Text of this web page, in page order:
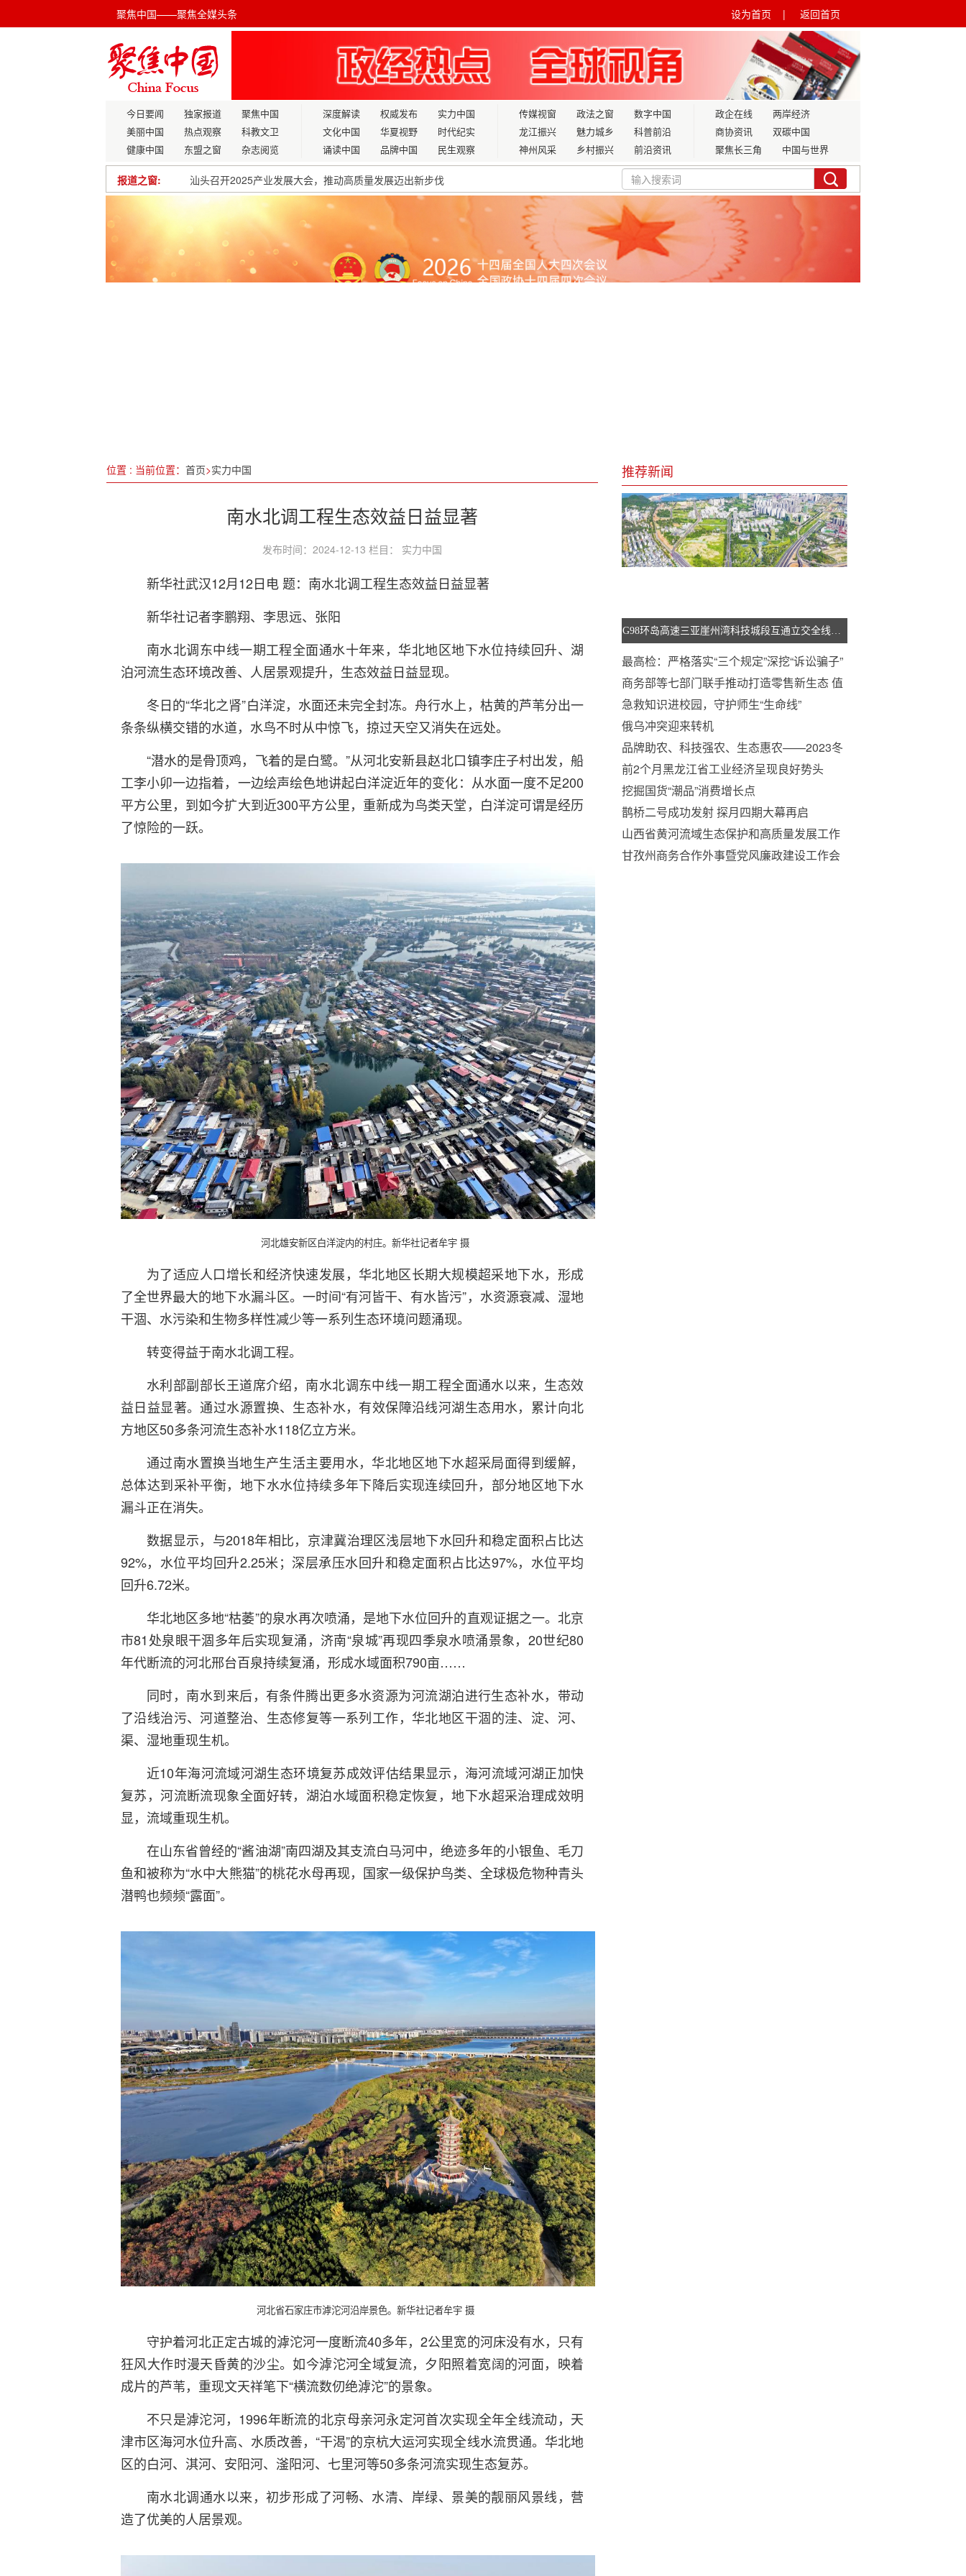
聚焦中国——聚焦全媒头条 返回首页
设为首页 |
今日要闻 独家报道
聚焦中国
美丽中国
热点观察
科教文卫
健康中国
东盟之窗 杂志阅览
深度解读 权威发布
实力中国
文化中国
华夏视野
时代纪实
诵读中国
品牌中国 民生观察
传媒视窗 政法之窗
数字中国
龙江振兴
魅力城乡
科普前沿
神州风采
乡村振兴 前沿资讯
政企在线
两岸经济
商协资讯
双碳中国
聚焦长三角
中国与世界
报道之窗:
汕头召开2025产业发展大会，推动高质量发展迈出新步伐
山西省公布两处北朝摩崖造像调查资料
全面推进乡村振兴 为实现农业农村现代化而不懈奋斗
“绒”耀未来：解锁羽绒进口新篇章
位置 : 当前位置： 首页>实力中国
南水北调工程生态效益日益显著
发布时间：2024-12-13 栏目： 实力中国
新华社武汉12月12日电 题：南水北调工程生态效益日益显著
新华社记者李鹏翔、李思远、张阳
南水北调东中线一期工程全面通水十年来，华北地区地下水位持续回升、湖
泊河流生态环境改善、人居景观提升，生态效益日益显现。
冬日的“华北之肾”白洋淀，水面还未完全封冻。舟行水上，枯黄的芦苇分出一
条条纵横交错的水道，水鸟不时从中惊飞，掠过天空又消失在远处。
“潜水的是骨顶鸡，飞着的是白鹭。”从河北安新县赵北口镇李庄子村出发，船
工李小卯一边指着，一边绘声绘色地讲起白洋淀近年的变化：从水面一度不足200
平方公里，到如今扩大到近300平方公里，重新成为鸟类天堂，白洋淀可谓是经历
了惊险的一跃。
河北雄安新区白洋淀内的村庄。新华社记者牟宇 摄
为了适应人口增长和经济快速发展，华北地区长期大规模超采地下水，形成
了全世界最大的地下水漏斗区。一时间“有河皆干、有水皆污”，水资源衰减、湿地
干涸、水污染和生物多样性减少等一系列生态环境问题涌现。
转变得益于南水北调工程。
水利部副部长王道席介绍，南水北调东中线一期工程全面通水以来，生态效
益日益显著。通过水源置换、生态补水，有效保障沿线河湖生态用水，累计向北
方地区50多条河流生态补水118亿立方米。
通过南水置换当地生产生活主要用水，华北地区地下水超采局面得到缓解，
总体达到采补平衡，地下水水位持续多年下降后实现连续回升，部分地区地下水
漏斗正在消失。
数据显示，与2018年相比，京津冀治理区浅层地下水回升和稳定面积占比达
92%，水位平均回升2.25米；深层承压水回升和稳定面积占比达97%，水位平均
回升6.72米。
华北地区多地“枯萎”的泉水再次喷涌，是地下水位回升的直观证据之一。北京
市81处泉眼干涸多年后实现复涌，济南“泉城”再现四季泉水喷涌景象，20世纪80
年代断流的河北邢台百泉持续复涌，形成水域面积790亩……
同时，南水到来后，有条件腾出更多水资源为河流湖泊进行生态补水，带动
了沿线治污、河道整治、生态修复等一系列工作，华北地区干涸的洼、淀、河、
渠、湿地重现生机。
近10年海河流域河湖生态环境复苏成效评估结果显示，海河流域河湖正加快
复苏，河流断流现象全面好转，湖泊水域面积稳定恢复，地下水超采治理成效明
显，流域重现生机。
在山东省曾经的“酱油湖”南四湖及其支流白马河中，绝迹多年的小银鱼、毛刀
鱼和被称为“水中大熊猫”的桃花水母再现，国家一级保护鸟类、全球极危物种青头
潜鸭也频频“露面”。
河北省石家庄市滹沱河沿岸景色。新华社记者牟宇 摄
守护着河北正定古城的滹沱河一度断流40多年，2公里宽的河床没有水，只有
狂风大作时漫天昏黄的沙尘。如今滹沱河全域复流，夕阳照着宽阔的河面，映着
成片的芦苇，重现文天祥笔下“横流数仞绝滹沱”的景象。
不只是滹沱河，1996年断流的北京母亲河永定河首次实现全年全线流动，天
津市区海河水位升高、水质改善，“干渴”的京杭大运河实现全线水流贯通。华北地
区的白河、淇河、安阳河、滏阳河、七里河等50多条河流实现生态复苏。
南水北调通水以来，初步形成了河畅、水清、岸绿、景美的靓丽风景线，营
造了优美的人居景观。
推荐新闻
G98环岛高速三亚崖州湾科技城段互通立交全线通车
最高检：严格落实“三个规定”深挖“诉讼骗子”
司法掮客
商务部等七部门联手推动打造零售新生态 值
得期待
急救知识进校园，守护师生“生命线”
俄乌冲突迎来转机
品牌助农、科技强农、生态惠农——2023冬
交会亮点扫描
前2个月黑龙江省工业经济呈现良好势头
挖掘国货“潮品”消费增长点
鹊桥二号成功发射 探月四期大幕再启
山西省黄河流域生态保护和高质量发展工作
领导小组召开会议
甘孜州商务合作外事暨党风廉政建设工作会